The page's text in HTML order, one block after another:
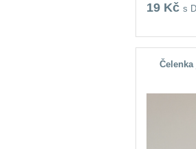
19 Kč s